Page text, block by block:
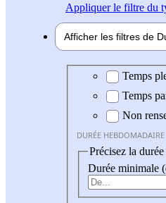
Appliquerle filtre du
Afficher les filtres de
Durée
Temps
Temps
Non
DURÉE HEBDOMADAIRE
Précisez la
Durée minimale